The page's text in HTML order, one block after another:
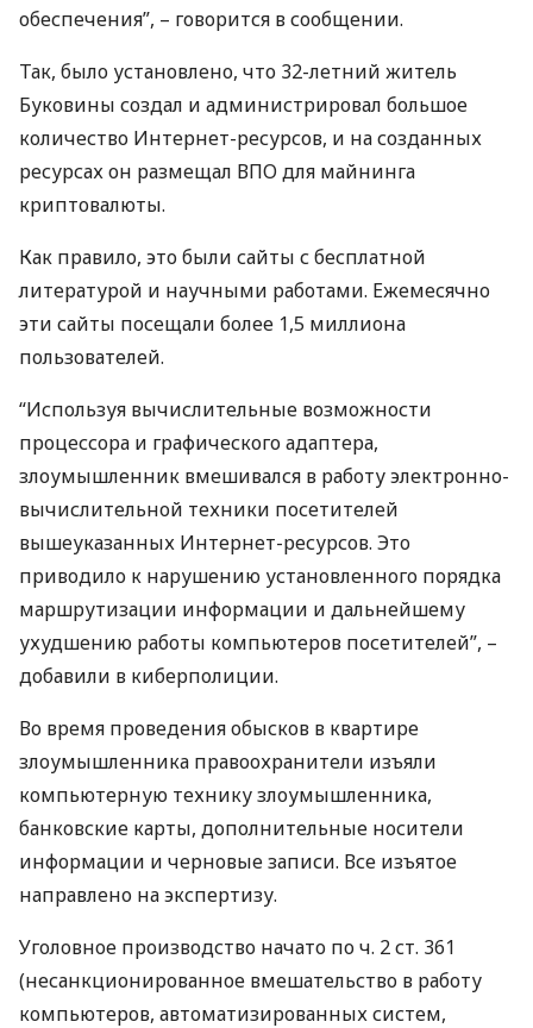
обеспечения”, – говорится в сообщении.
Так, было установлено, что 32-летний житель
Буковины создал и администрировал большое
количество Интернет-ресурсов, и на созданных
ресурсах он размещал ВПО для майнинга
криптовалюты.
Как правило, это были сайты с бесплатной
литературой и научными работами. Ежемесячно
эти сайты посещали более 1,5 миллиона
пользователей.
“Используя вычислительные возможности
процессора и графического адаптера,
злоумышленник вмешивался в работу электронно-
вычислительной техники посетителей
вышеуказанных Интернет-ресурсов. Это
приводило к нарушению установленного порядка
маршрутизации информации и дальнейшему
ухудшению работы компьютеров посетителей”, –
добавили в киберполиции.
Во время проведения обысков в квартире
злоумышленника правоохранители изъяли
компьютерную технику злоумышленника,
банковские карты, дополнительные носители
информации и черновые записи. Все изъятое
направлено на экспертизу.
Уголовное производство начато по ч. 2 ст. 361
(несанкционированное вмешательство в работу
компьютеров, автоматизированных систем,